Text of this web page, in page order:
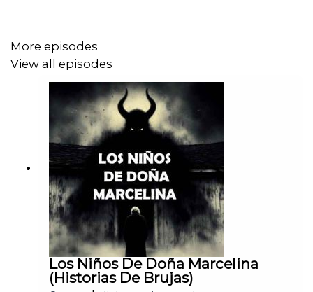
More episodes
View all episodes
Los Niños De Doña Marcelina
(Historias De Brujas)